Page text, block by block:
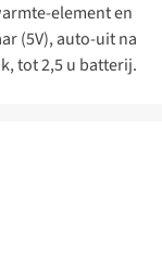
element en
(5V), auto-uit na
tot 2,5 u batterij.